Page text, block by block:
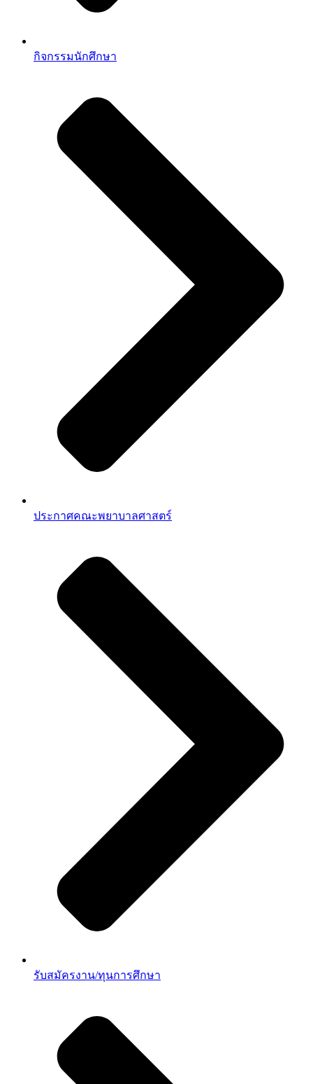
กิจกรรมนักศึกษา
ประกาศคณะพยาบาลศาสตร์
รับสมัครงาน/ทุนการศึกษา